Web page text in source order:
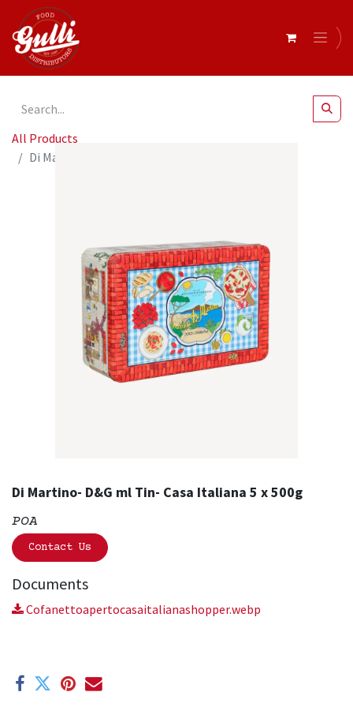
All Products
Di Martino- D&G ml Tin- Casa Italiana 5 x 500g
Di Martino- D&G ml Tin- Casa Italiana 5 x 500g
POA
Contact Us
Documents
Cofanettoapertocasaitalianashopper.webp